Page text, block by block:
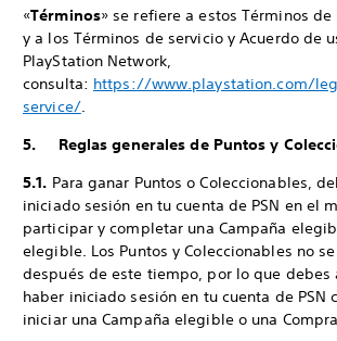
«Términos» se refiere a estos Términos de
y a los Términos de servicio y Acuerdo de
PlayStation Network,
consulta: https://www.playstation.com/
service/.
5. Reglas generales de Puntos y
5.1. Para ganar Puntos o Coleccionables,
iniciado sesión en tu cuenta de PSN en el
participar y completar una Campaña
elegible. Los Puntos y Coleccionables no
después de este tiempo, por lo que debes
haber iniciado sesión en tu cuenta de PSN
iniciar una Campaña elegible o una